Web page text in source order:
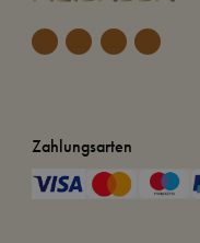
Zahlungsarten